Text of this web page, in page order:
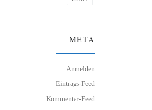
META
Anmelden
Eintrags-Feed
Kommentar-Feed